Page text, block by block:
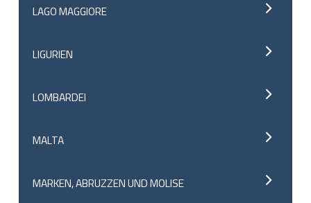
LAGO MAGGIORE
LIGURIEN
LOMBARDEI
MALTA
MARKEN, ABRUZZEN UND MOLISE